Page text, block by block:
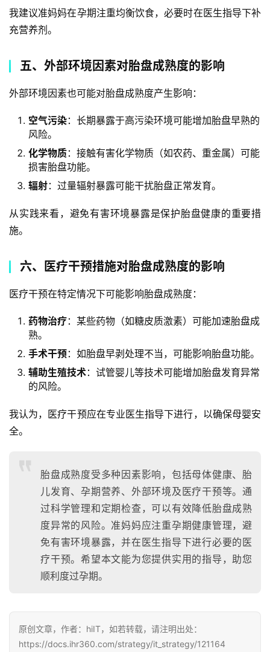
我建议准妈妈在孕期注重均衡饮食，必要时在医生指导下补
充营养剂。
五、外部环境因素对胎盘成熟度的影响
外部环境因素也可能对胎盘成熟度产生影响：
空气污染：长期暴露于高污染环境可能增加胎盘早熟的
风险。
化学物质：接触有害化学物质（如农药、重金属）可能
损害胎盘功能。
辐射：过量辐射暴露可能干扰胎盘正常发育。
从实践来看，避免有害环境暴露是保护胎盘健康的重要措
施。
六、医疗干预措施对胎盘成熟度的影响
医疗干预在特定情况下可能影响胎盘成熟度：
药物治疗：某些药物（如糖皮质激素）可能加速胎盘成
熟。
手术干预：如胎盘早剥处理不当，可能影响胎盘功能。
辅助生殖技术：试管婴儿等技术可能增加胎盘发育异常
的风险。
我认为，医疗干预应在专业医生指导下进行，以确保母婴安
全。
胎盘成熟度受多种因素影响，包括母体健康、胎
儿发育、孕期营养、外部环境及医疗干预等。通
过科学管理和定期检查，可以有效降低胎盘成熟
度异常的风险。准妈妈应注重孕期健康管理，避
免有害环境暴露，并在医生指导下进行必要的医
疗干预。希望本文能为您提供实用的指导，助您
顺利度过孕期。
原创文章，作者：hiIT，如若转载，请注明出处：
https://docs.ihr360.com/strategy/it_strategy/121164